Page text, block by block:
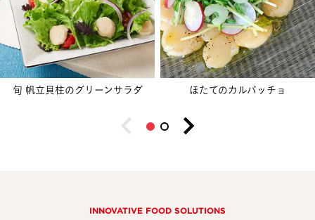
旬 帆立貝柱のグリーンサラダ ほたてのカルパッチョ
INNOVATIVE FOOD SOLUTIONS